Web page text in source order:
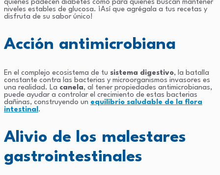
quienes padecen diabetes como para quienes buscan mantener
niveles estables de glucosa. ¡Así que agrégala a tus recetas y
disfruta de su sabor único!
Acción antimicrobiana
En el complejo ecosistema de tu sistema digestivo, la batalla
constante contra las bacterias y microorganismos invasores es
una realidad. La canela, al tener propiedades antimicrobianas,
puede ayudar a controlar el crecimiento de estas bacterias
dañinas, construyendo un equilibrio saludable de la flora
intestinal.
Alivio de los malestares
gastrointestinales